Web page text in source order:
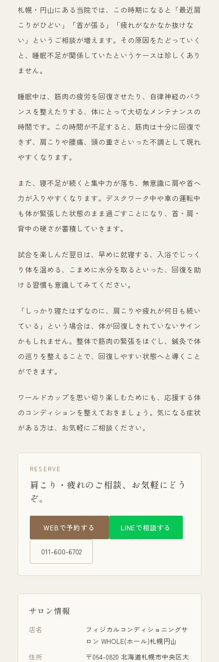
札幌・円山にある当院では、この時期になると「最近肩
こりがひどい」「首が張る」「疲れがなかなか抜けな
い」というご相談が増えます。その原因をたどっていく
と、睡眠不足が関係していたというケースは珍しくあり
ません。
睡眠中は、筋肉の疲労を回復させたり、自律神経のバラ
ンスを整えたりする、体にとって大切なメンテナンスの
時間です。この時間が不足すると、筋肉は十分に回復で
きず、肩こりや腰痛、頭の重さといった不調として現れ
やすくなります。
また、寝不足が続くと集中力が落ち、無意識に肩や首へ
力が入りやすくなります。デスクワーク中や車の運転中
も体が緊張した状態のまま過ごすことになり、首・肩・
背中の硬さが蓄積していきます。
試合を楽しんだ翌日は、早めに就寝する、入浴でじっく
り体を温める、こまめに水分を取るといった、回復を助
ける習慣も意識してみてください。
「しっかり寝たはずなのに、肩こりや疲れが何日も続い
ている」という場合は、体が回復しきれていないサイン
かもしれません。整体で筋肉の緊張をほぐし、鍼灸で体
の巡りを整えることで、回復しやすい状態へと導くこと
ができます。
ワールドカップを思い切り楽しむためにも、応援する体
のコンディションを整えておきましょう。気になる症状
がある方は、お気軽にご相談ください。
RESERVE
肩こり・疲れのご相談、お気軽にどう
ぞ。
WEBで予約する LINEで相談する
011-600-6702
サロン情報
店名
フィジカルコンディショニングサ
ロン WHOLE(ホール)札幌円山
住所
〒064-0820 北海道札幌市中央区大